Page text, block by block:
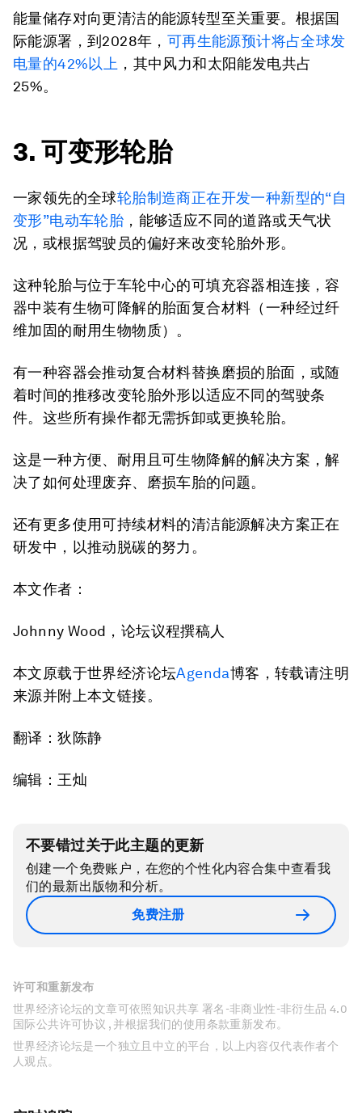
能量储存对向更清洁的能源转型至关重要。根据国
际能源署，到2028年， 可再生能源预计将占全球发
电量的42%以上 ，其中风力和太阳能发电共占
25%。
3. 可变形轮胎
一家领先的全球轮胎制造商正在开发一种新型的“自
变形”电动车轮胎 ，能够适应不同的道路或天气状
况，或根据驾驶员的偏好来改变轮胎外形。
这种轮胎与位于车轮中心的可填充容器相连接，容
器中装有生物可降解的胎面复合材料（一种经过纤
维加固的耐用生物物质）。
有一种容器会推动复合材料替换磨损的胎面，或随
着时间的推移改变轮胎外形以适应不同的驾驶条
件。这些所有操作都无需拆卸或更换轮胎。
这是一种方便、耐用且可生物降解的解决方案，解
决了如何处理废弃、磨损车胎的问题。
还有更多使用可持续材料的清洁能源解决方案正在
研发中，以推动脱碳的努力。
本文作者：
Johnny Wood，论坛议程撰稿人
本文原载于世界经济论坛Agenda博客，转载请注明
来源并附上本文链接。
翻译：狄陈静
编辑：王灿
不要错过关于此主题的更新
创建一个免费账户，在您的个性化内容合集中查看我
们的最新出版物和分析。
免费注册
许可和重新发布
世界经济论坛的文章可依照知识共享 署名-非商业性-非衍生品 4.0
国际公共许可协议 , 并根据我们的使用条款重新发布。
世界经济论坛是一个独立且中立的平台，以上内容仅代表作者个
人观点。